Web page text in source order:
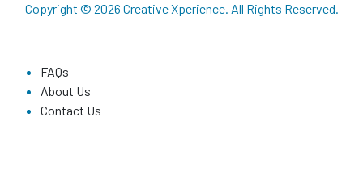
Copyright © 2026 Creative Xperience. All Rights Reserved.
FAQs
About Us
Contact Us